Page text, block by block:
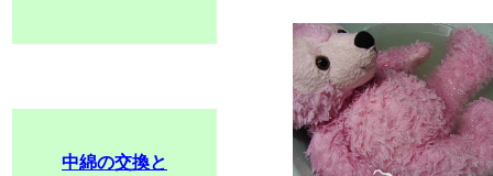
中綿の交換と